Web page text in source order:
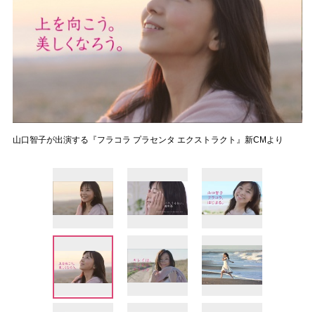
山口智子が出演する『フラコラ プラセンタ エクストラクト』新CMより